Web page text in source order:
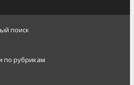
поиск
по рубрикам